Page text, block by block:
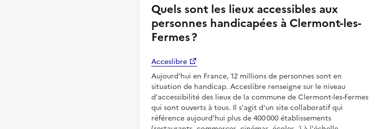
Quels sont les lieux accessibles aux
personnes handicapées à Clermont-les-
Fermes ?
Acceslibre
Aujourd'hui en France, 12 millions de personnes sont en
situation de handicap. Acceslibre renseigne sur le niveau
d'accessibilité des lieux de la commune de Clermont-les-Fermes
qui sont ouverts à tous. Il s'agit d'un site collaboratif qui
référence aujourd'hui plus de 400 000 établissements